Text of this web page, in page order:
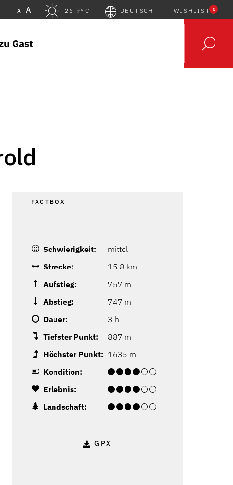
A A 26.9°C DEUTSCH WISHLIST 0
Gast
FACTBOX
Schwierigkeit:
mittel
Strecke:
15.8 km
Aufstieg:
757 m
Abstieg:
747 m
Dauer:
3 h
Tiefster Punkt:
887 m
Höchster Punkt: 1635 m
Kondition:
Erlebnis:
Landschaft:
GPX